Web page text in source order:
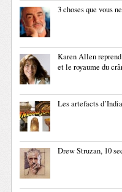
3 choses que vous
Karen Allen
et le royaume du
Les artefacts
Drew Struzan, 10